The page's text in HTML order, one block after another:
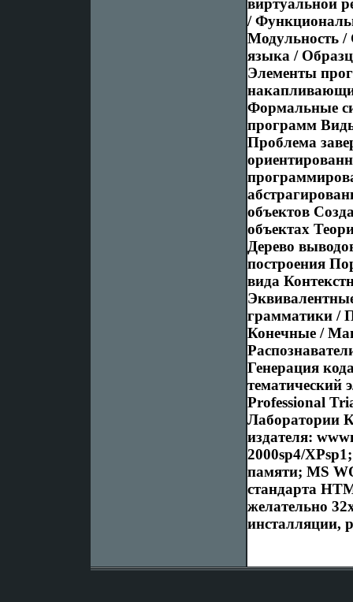
виртуальной
/
Модульность /
языка /
Элементы
Формальные
программ
Проблема
объектов
объектах
Дерево
построения
вида
грамматики /
Конечные /
Генерация
тематический
Professional
Лаборатории
издателя:
2000sp4/
памяти; MS
стандарта
желательно
инсталляции,